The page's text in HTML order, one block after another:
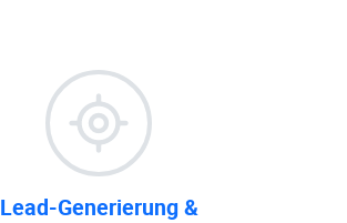
Lead-Generierung &